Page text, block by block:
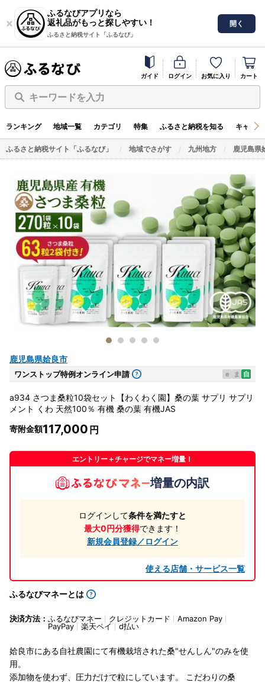
ふるなびアプリなら
返礼品がもっと探しやすい！
ふるさと納税サイト「ふるなび」
開く
ガイド ログイン お気に入り カート
キーワードを入力
ランキング 地域一覧 カテゴリ 特集 ふるさと納税を知る キャン
ふるさと納税サイト「ふるなび」 地域でさがす 九州地方 鹿児島県
鹿児島県姶良市
ワンストップ特例オンライン申請 e ま 自
a934 さつま桑粒10袋セット【わくわく園】桑の葉 サプリ サプリ
メント くわ 天然100％ 有機 桑の葉 有機JAS
寄附金額117,000
エントリー＋チャージでマネー増量！
増量の内訳
ログインして条件を満たすと
最大0円分獲得できます！
新規会員登録／ログイン
使える店舗・サービス一覧
ふるなびマネーとは
決済方法： ふるなびマネー クレジットカード
Amazon Pay
PayPay
楽天ペイ d払い
姶良市にある自社農園にて有機栽培された桑"せんしん"のみを使
用。
添加物を使わず、圧力だけで粒にしています。 こだわりの桑